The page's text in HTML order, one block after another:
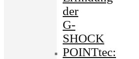
der
G-
SHOCK
POINTtec: